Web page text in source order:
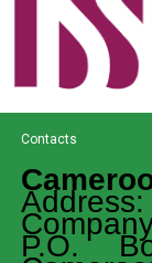
Contacts
P.O.